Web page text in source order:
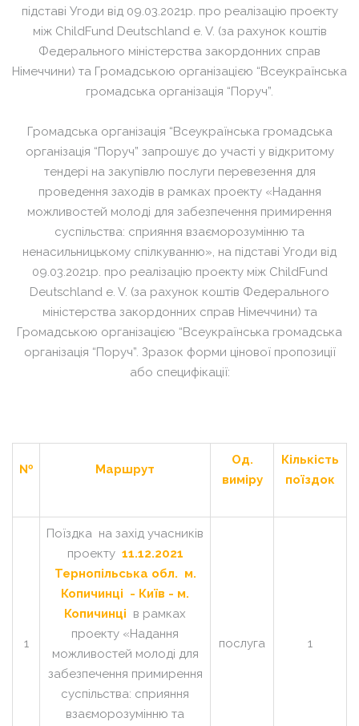
підставі Угоди від 09.03.2021р. про реалізацію проекту
між ChildFund Deutschland e. V. (за рахунок коштів
Федерального міністерства закордонних справ
Німеччини) та Громадською організацією “Всеукраїнська
громадська організація “Поруч”.
Громадська організація “Всеукраїнська громадська
організація “Поруч” запрошує до участі у відкритому
тендері на закупівлю послуги перевезення для
проведення заходів в рамках проекту «Надання
можливостей молоді для забезпечення примирення
суспільства: сприяння взаєморозумінню та
ненасильницькому спілкуванню», на підставі Угоди від
09.03.2021р. про реалізацію проекту між ChildFund
Deutschland e. V. (за рахунок коштів Федерального
міністерства закордонних справ Німеччини) та
Громадською організацією “Всеукраїнська громадська
організація “Поруч”. Зразок форми цінової пропозиції
або специфікації:
№ Маршрут
Од.
виміру
Кількість
поїздок
1
Поїздка на захід учасників
проекту 11.12.2021
Тернопільська обл. м.
Копичинці - Київ - м.
Копичинці в рамках
проекту «Надання
можливостей молоді для
забезпечення примирення
суспільства: сприяння
взаєморозумінню та
послуга 1